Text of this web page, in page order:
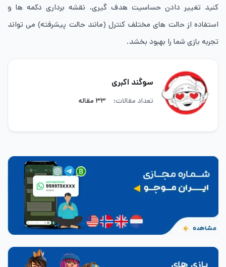
کنید تغییر دادن حساسیت هدف گیری، نقشه برداری دکمه ها و
استفاده از حالت های مختلف کنترل (مانند حالت پیشرفته) می تواند
تجربه بازی شما را بهبود بخشد.
سوگند اکبری
تعداد مقالات: ۳۳ مقاله